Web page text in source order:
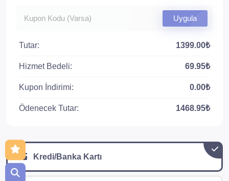
Uygula
Tutar: 1399.00₺
Hizmet Bedeli: 69.95₺
Kupon İndirimi: 0.00₺
Ödenecek Tutar: 1468.95₺
Kredi/Banka Kartı